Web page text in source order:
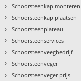
› Schoorsteenkap monteren
› Schoorsteenkap plaatsen
› Schoorsteenplateau
› Schoorsteenservices
› Schoorsteenveegbedrijf
› Schoorsteenveger
› Schoorsteenveger prijs